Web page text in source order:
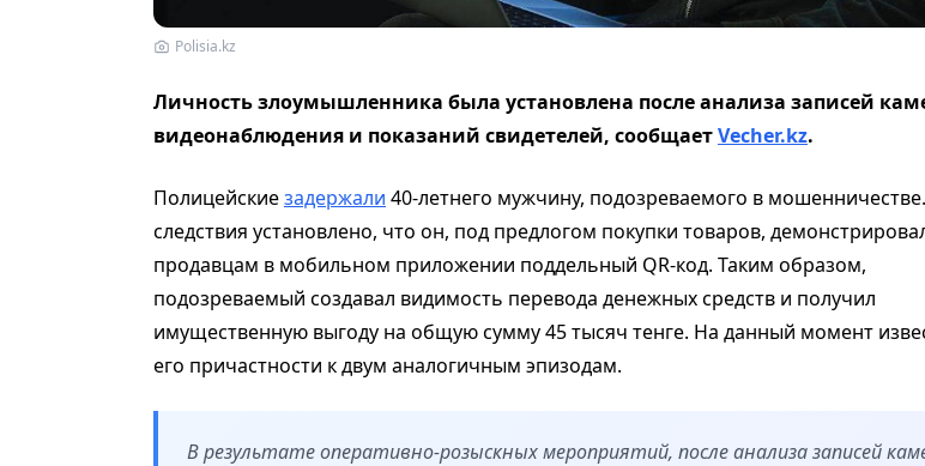
Polisia.kz
Личность злоумышленника была установлена после анализа записей
видеонаблюдения и показаний свидетелей, сообщаетVecher.kz.
Полицейскиезадержали 40-летнего мужчину, подозреваемого в
следствия установлено, что он, под предлогом покупки товаров,
продавцам в мобильном приложении поддельный QR-код. Таким образом,
подозреваемый создавал видимость перевода денежных средств и получил
имущественную выгоду на общую сумму 45 тысяч тенге. На данный момент
его причастности к двум аналогичным эпизодам.
В результате оперативно-розыскных мероприятий, после анализа записей